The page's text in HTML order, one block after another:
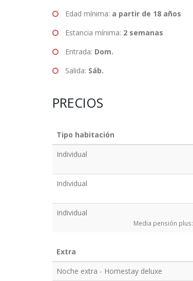
Edad mínima: a partir de 18 años
Estancia mínima: 2 semanas
Entrada: Dom.
Salida: Sáb.
PRECIOS
Tipo habitación
Individual
Individual
Individual
Media pensión
Extra
Noche extra - Homestay deluxe